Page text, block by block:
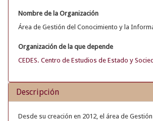
Nombre de la Organización
Área de Gestión del Conocimiento y la
Organización de la que depende
CEDES. Centro de Estudios de Estado y
Descripción
Desde su creación en 2012, el área de